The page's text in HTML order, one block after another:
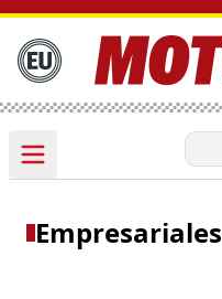
Empresariales